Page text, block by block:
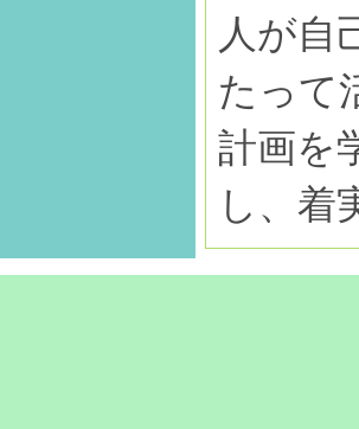
人が自
たって
計画を
し、着